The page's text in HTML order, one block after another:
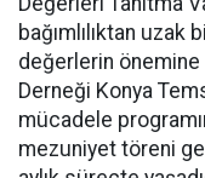
bağımlılıktan
değerlerin önemine
Derneği Konya
mücadele
mezuniyet töreni